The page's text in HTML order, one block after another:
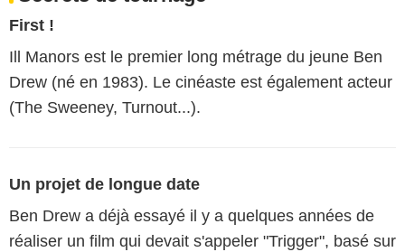
First !
Ill Manors est le premier long métrage du jeune Ben
Drew (né en 1983). Le cinéaste est également acteur
(The Sweeney, Turnout...).
Un projet de longue date
Ben Drew a déjà essayé il y a quelques années de
réaliser un film qui devait s'appeler "Trigger", basé sur